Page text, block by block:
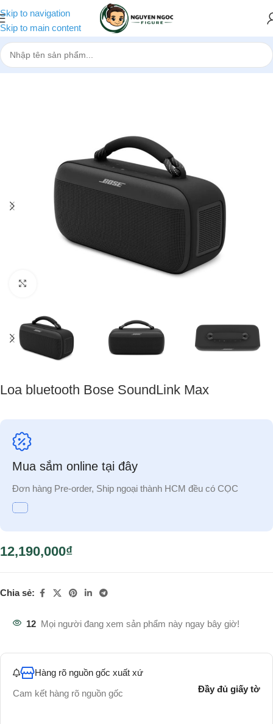
Skip to navigation
Skip to main content
Trang chủ»Cửa hàng»Loa bluetooth Bose SoundLink Max
Loa bluetooth Bose SoundLink Max
Mua sắm online tại đây
Đơn hàng Pre-order, Ship ngoại thành HCM đều có CỌC
12,190,000₫
Chia sẻ:
12 Mọi người đang xem sản phẩm này ngay bây giờ!
Hàng rõ nguồn gốc xuất xứ
Cam kết hàng rõ nguồn gốc
Đầy đủ giấy tờ